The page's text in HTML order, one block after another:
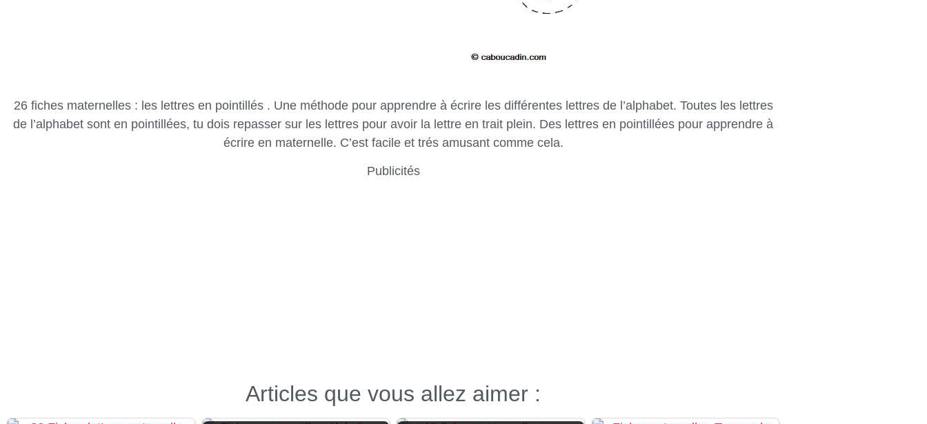
26 fiches maternelles : les lettres en pointillés . Une méthode pour apprendre à écrire les différentes lettres de l’alphabet. Toutes les lettres
de l’alphabet sont en pointillées, tu dois repasser sur les lettres pour avoir la lettre en trait plein. Des lettres en pointillées pour apprendre à
écrire en maternelle. C’est facile et trés amusant comme cela.
Publicités
Articles que vous allez aimer :